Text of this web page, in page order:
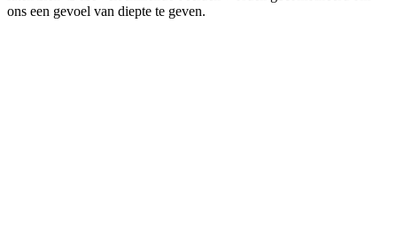
ons een gevoel van diepte te geven.